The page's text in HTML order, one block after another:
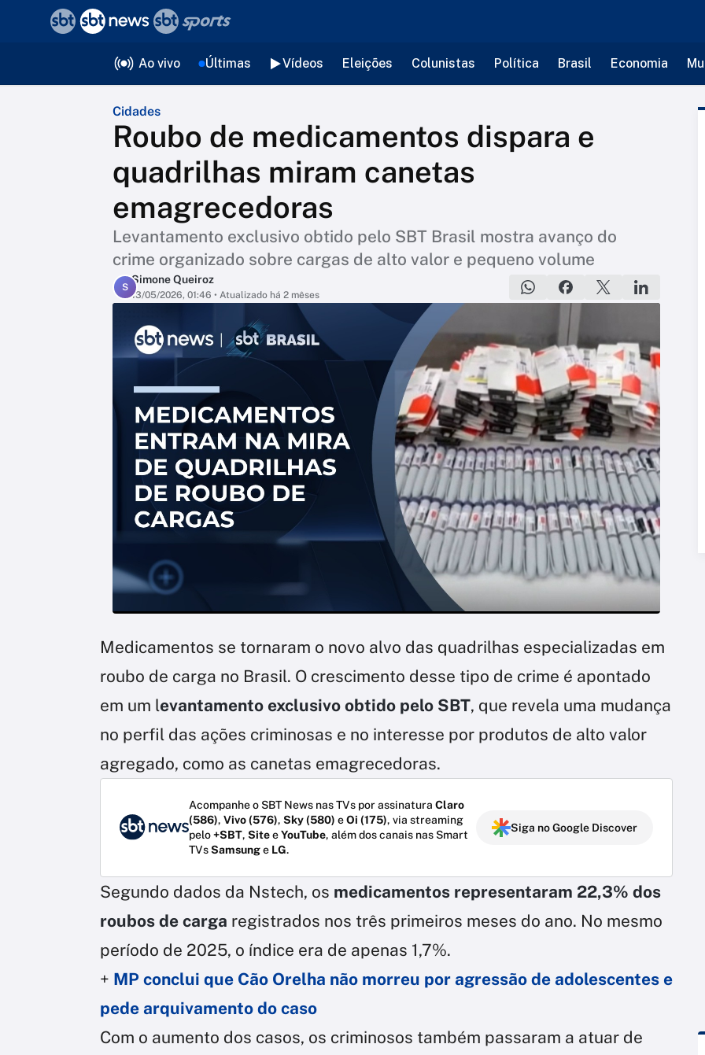
Ao vivo Últimas Vídeos Eleições Colunistas Política Brasil Economia
Cidades
Roubo de medicamentos dispara e
quadrilhas miram canetas
emagrecedoras
Levantamento exclusivo obtido pelo SBT Brasil mostra avanço do
crime organizado sobre cargas de alto valor e pequeno volume
S
Simone Queiroz
13/05/2026, 01:46 • Atualizado há 2 mêses
Medicamentos se tornaram o novo alvo das quadrilhas especializadas em
roubo de carga no Brasil. O crescimento desse tipo de crime é apontado
em um levantamento exclusivo obtido pelo SBT, que revela uma mudança
no perfil das ações criminosas e no interesse por produtos de alto valor
agregado, como as canetas emagrecedoras.
Acompanhe o SBT News nas TVs por assinatura Claro
(586), Vivo (576), Sky (580) eOi (175), via streaming
pelo+SBT, SiteeYouTube, além dos canais nas Smart
TVsSamsunge LG.
Siga no Google Discover
Segundo dados da Nstech, os medicamentos representaram 22,3% dos
roubos de carga registrados nos três primeiros meses do ano. No mesmo
período de 2025, o índice era de apenas 1,7%.
+ MP conclui que Cão Orelha não morreu por agressão de adolescentes e
pede arquivamento do caso
Com o aumento dos casos, os criminosos também passaram a atuar de
voltar
Editorias